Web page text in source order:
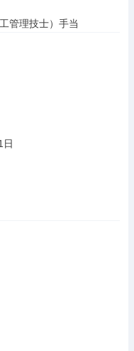
管理技士）手当
日